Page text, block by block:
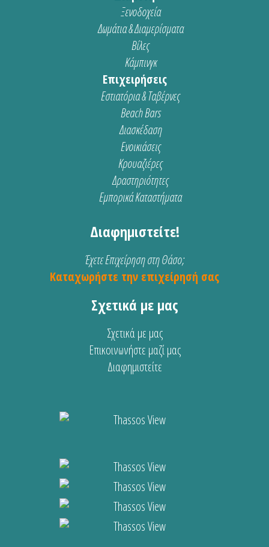
Ξενοδοχεία
Δωμάτια & Διαμερίσματα
Βίλες
Κάμπινγκ
Επιχειρήσεις
Εστιατόρια & Ταβέρνες
Beach Bars
Διασκέδαση
Ενοικιάσεις
Κρουαζιέρες
Δραστηριότητες
Εμπορικά Καταστήματα
Διαφημιστείτε!
Έχετε Επιχείρηση στη Θάσο;
Καταχωρήστε την επιχείρησή σας
Σχετικά με μας
Σχετικά με μας
Επικοινωνήστε μαζί μας
Διαφημιστείτε